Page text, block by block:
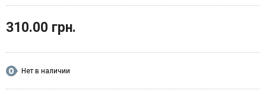
310.00 грн.
Нет в наличии